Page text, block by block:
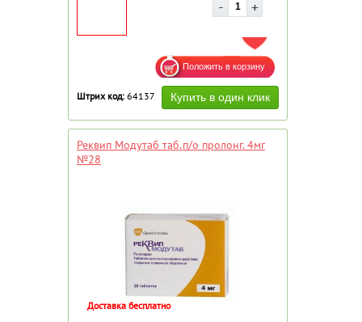
ДОБАВИТЬ В ИЗБРАННОЕ
Штрих код: 64137
Реквип Модутаб таб.п/о пролонг. 4мг
№28
Доставка бесплатно